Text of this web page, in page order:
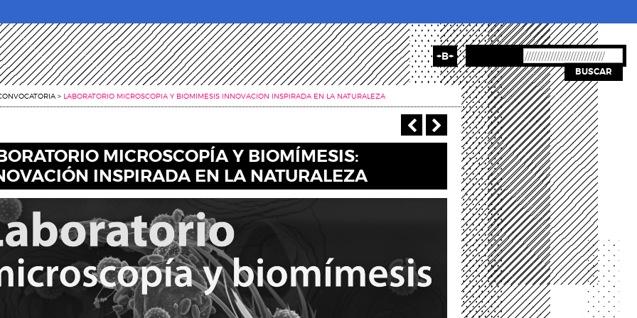
BUSCAR
+B+
> LABORATORIO MICROSCOPIA Y BIOMIMESIS INNOVACION INSPIRADA EN LA NATURALEZA
‹ AnteriorSiguiente >
MICROSCOPÍA Y BIOMÍMESIS:
INSPIRADA EN LA NATURALEZA